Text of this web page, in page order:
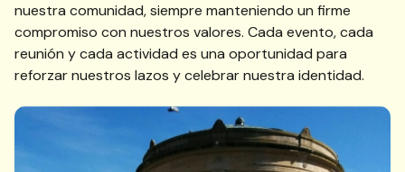
nuestra comunidad, siempre manteniendo un firme
compromiso con nuestros valores. Cada evento, cada
reunión y cada actividad es una oportunidad para
reforzar nuestros lazos y celebrar nuestra identidad.